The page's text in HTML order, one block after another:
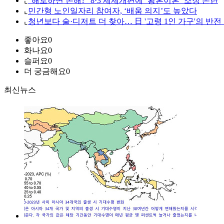
⌞ 민간형 노인일자리 참여자, ‘배움 의지’도 높았다
⌞ 청년보다 술·디저트 더 찾아… 日 '고령 1인 가구'의 반전
좋아요0
화나요0
슬퍼요0
더 궁금해요0
최신뉴스